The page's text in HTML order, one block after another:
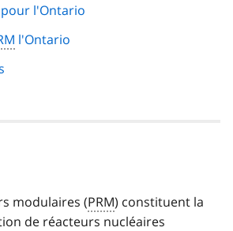
pour l'Ontario
l'Ontario
modulaires (PRM) constituent la
de réacteurs nucléaires